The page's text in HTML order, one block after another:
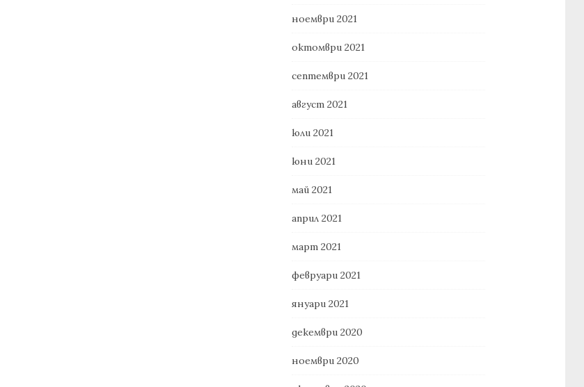
ноември 2021
октомври 2021
септември 2021
август 2021
юли 2021
юни 2021
май 2021
април 2021
март 2021
февруари 2021
януари 2021
декември 2020
ноември 2020